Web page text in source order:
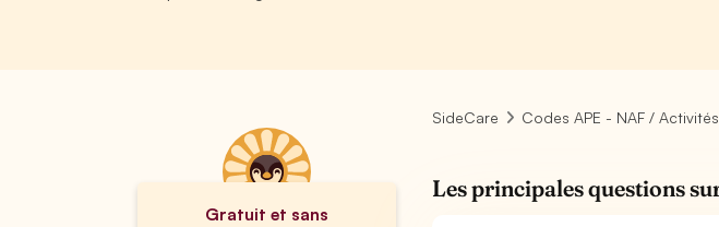
Gratuit et sans
SideCare Codes APE - NAF /
Les principales questions